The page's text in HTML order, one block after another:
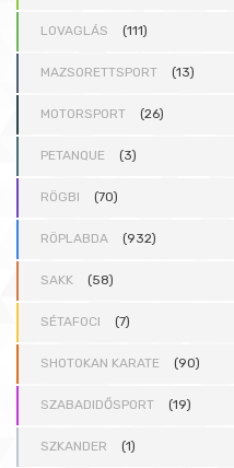
LOVAGLÁS (111)
MAZSORETTSPORT (13)
MOTORSPORT (26)
PETANQUE (3)
RÖGBI (70)
RÖPLABDA (932)
SAKK (58)
SÉTAFOCI (7)
SHOTOKAN KARATE (90)
SZABADIDŐSPORT (19)
SZKANDER (1)